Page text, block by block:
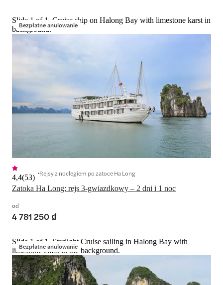
Bezpłatne anulowanie
Slide 1 of 1, Cruise ship on Halong Bay with limestone karst in
background.
Zatoka Ha Long: rejs 3-gwiazdkowy – 2 dni i 1 noc
4,4(53) Rejsy z noclegiem po zatoce Ha Long
od
4 781 250 ₫
Bezpłatne anulowanie
Slide 1 of 1, Starlight Cruise sailing in Halong Bay with
limestone cliffs in the background.